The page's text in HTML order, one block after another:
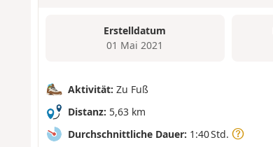
Erstelldatum
01 Mai 2021
Aktivität: Zu Fuß
Distanz: 5,63 km
Durchschnittliche Dauer: 1:40 Std.